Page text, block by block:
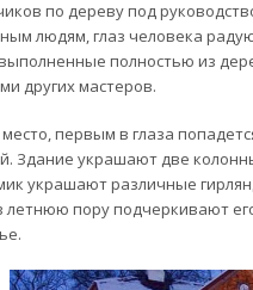
по дереву под
людям, глаз человека
полностью из
других мастеров.
первым в глаза
Здание украшают две
украшают различные
летнюю пору подчеркивают